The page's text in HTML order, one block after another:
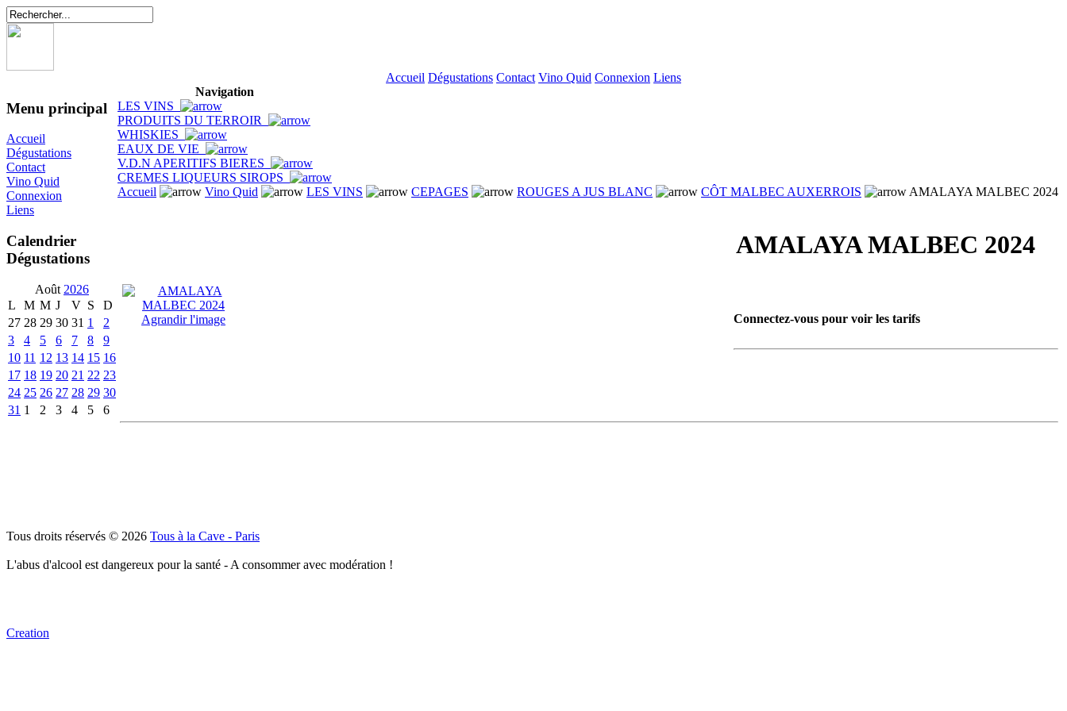
Accueil Dégustations Contact Vino Quid Connexion Liens
Menu principal
Accueil
Dégustations
Contact
Vino Quid
Connexion
Liens
Calendrier
Dégustations
Août 2026
L
M M J V S
D
27 28 29 30 31 1
2
3
4 5 6 7 8
9
10 11 12 13 14 15 16
17 18 19 20 21 22 23
24 25 26 27 28 29 30
31 1 2 3 4 5 6
Navigation
LES VINS
PRODUITS DU TERROIR
WHISKIES
EAUX DE VIE
V.D.N APERITIFS BIERES
CREMES LIQUEURS SIROPS
Accueil
Vino Quid LES VINS CEPAGES ROUGES A JUS BLANC CÔT MALBEC AUXERROIS AMALAYA MALBEC 2024
Agrandir l'image
AMALAYA MALBEC 2024
Connectez-vous pour voir les tarifs
Tous droits réservés © 2026 Tous à la Cave - Paris
L'abus d'alcool est dangereux pour la santé - A consommer avec modération !
Creation